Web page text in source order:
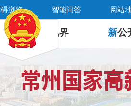
浏览 智能问答 网站
新 视界 新公